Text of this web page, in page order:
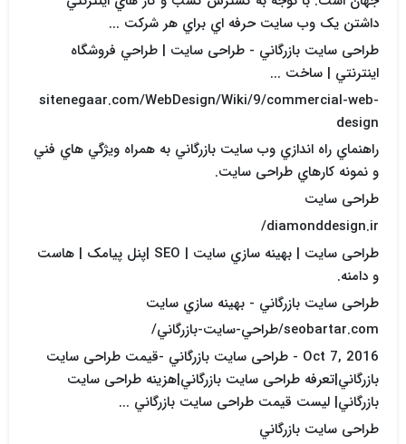
داشتن يک وب سايت حرفه اي براي هر شرکت ...
طراحی سایت بازرگاني - طراحی سایت | طراحي فروشگاه
اينترنتي | ساخت ...
sitenegaar.com/WebDesign/Wiki/9/commercial-web-
design
راهنماي راه اندازي وب سايت بازرگاني به همراه ويژگي هاي فني
و نمونه کارهاي طراحی سایت.
طراحی سایت
diamonddesign.ir/
طراحی سایت | بهينه سازي سايت | SEO |پنل پيامک | هاست
و دامنه.
طراحی سایت بازرگاني - بهينه سازي سايت
seobartar.com/طراحي-سايت-بازرگاني/
Oct 7, 2016 - طراحی سایت بازرگاني -قيمت طراحی سایت
بازرگاني|تعرفه طراحی سایت بازرگاني|هزينه طراحی سایت
بازرگاني| ليست قيمت طراحی سایت بازرگاني ...
طراحی سایت بازرگاني